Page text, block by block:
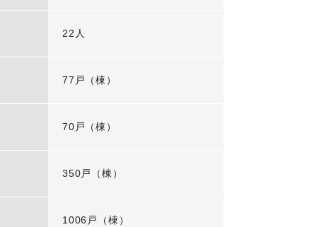
22人
77戸（棟）
70戸（棟）
350戸（棟）
1006戸（棟）